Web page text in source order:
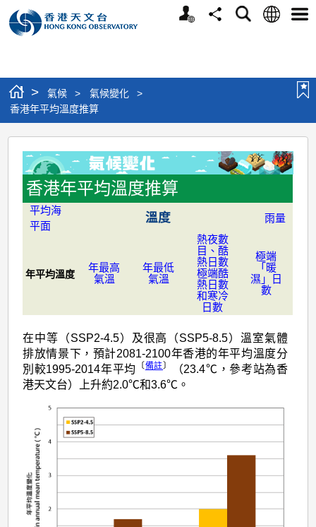
個
分
搜
語
選
> 氣候 > 氣候變化
>
香港年平均溫度推算
香
港
年
度
算
香港年平均溫度推算
平均海
平面
溫度 雨量
年平均溫度
年最高
氣溫
年最低
氣溫
熱夜數
目、酷
熱日數
極端酷
熱日數
和寒冷
日數
極端
「暖
濕」日
數
在中等（SSP2-4.5）及很高（SSP5-8.5）溫室氣體
排放情景下，預計2081-2100年香港的年平均溫度分
別較1995-2014年平均
〔備註〕
（23.4℃，參考站為香
港天文台）上升約2.0℃和3.6℃。